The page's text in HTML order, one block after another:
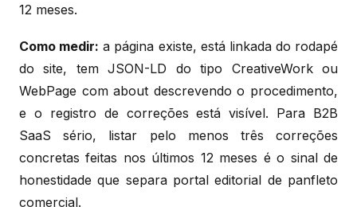
12 meses.
Como medir: a página existe, está linkada do rodapé
do site, tem JSON-LD do tipo CreativeWork ou
WebPage com about descrevendo o procedimento,
e o registro de correções está visível. Para B2B
SaaS sério, listar pelo menos três correções
concretas feitas nos últimos 12 meses é o sinal de
honestidade que separa portal editorial de panfleto
comercial.